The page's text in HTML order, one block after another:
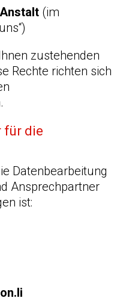
(im
zustehenden
Rechte richten sich
für die
Datenbearbeitung
Ansprechpartner
ist: